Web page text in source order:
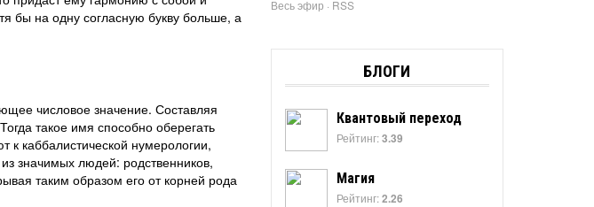
бы на одну согласную букву больше, а
числовое значение. Составляя
такое имя способно оберегать
каббалистической нумерологии,
значимых людей: родственников,
таким образом его от корней рода
Весь эфир · RSS
БЛОГИ
Квантовый переход
Рейтинг:3.39
Магия
Рейтинг:2.26